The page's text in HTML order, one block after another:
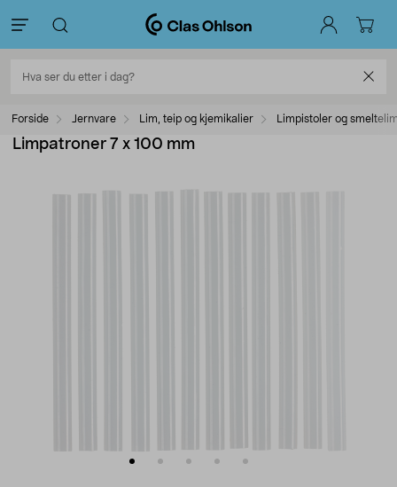
Forside Jernvare Lim, teip og kjemikalier Limpistoler og
Limpatroner 7 x 100 mm